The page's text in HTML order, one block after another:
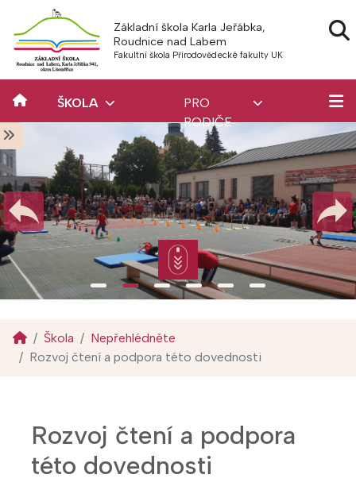
Základní škola Karla Jeřábka,
Roudnice nad Labem
Fakultní škola Přírodovědecké fakulty UK
ŠKOLA
PRO
RODIČE
Škola
Nepřehlédněte
Rozvoj čtení a podpora této dovednosti
Rozvoj čtení a podpora
této dovednosti